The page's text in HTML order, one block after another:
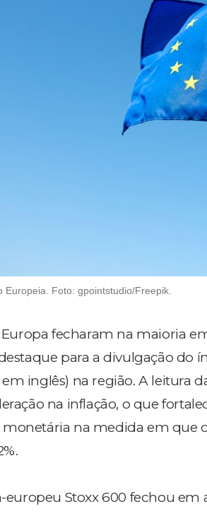
Europeia. Foto: gpointstudio/Freepik.
fecharam na maioria
para a divulgação do
em inglês) na região. A leitura
na inflação, o que
monetária na medida em que
Stoxx 600 fechou em